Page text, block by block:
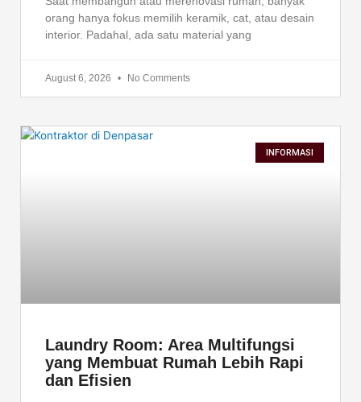
orang hanya fokus memilih keramik, cat, atau desain
interior. Padahal, ada satu material yang
August 6, 2026 No Comments
INFORMASI
Laundry Room: Area Multifungsi
yang Membuat Rumah Lebih Rapi
dan Efisien